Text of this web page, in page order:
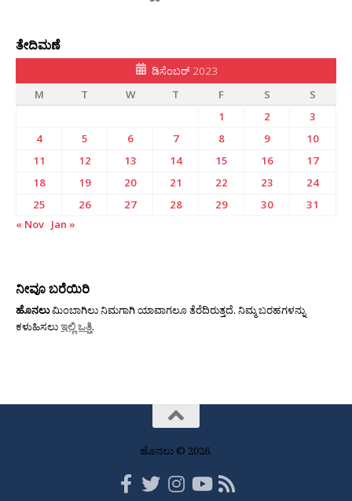
ತೇದಿಮಣೆ
ಡಿಸೆಂಬರ್ 2023
M
T W T F S
S
1
2
3
4
5 6 7 8 9
10
11
12 13 14 15 16
17
18
19 20 21 22 23
24
25
26 27 28 29 30
31
« Nov Jan »
ನೀವೂ ಬರೆಯಿರಿ
ಹೊನಲುಮಿಂಬಾಗಿಲು ನಿಮಗಾಗಿ ಯಾವಾಗಲೂ ತೆರೆದಿರುತ್ತದೆ. ನಿಮ್ಮ ಬರಹಗಳನ್ನು
ಕಳುಹಿಸಲುಇಲ್ಲಿ ಒತ್ತಿ.
ಹೊನಲು © 2026.